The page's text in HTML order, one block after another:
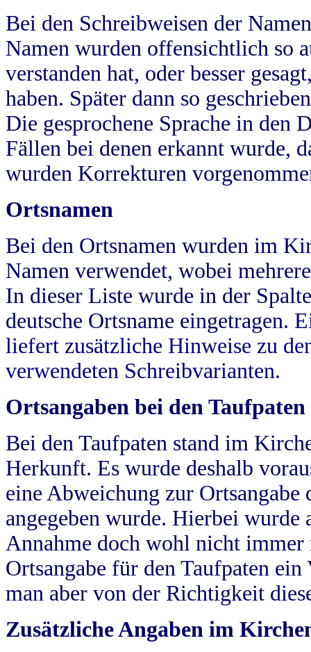
Bei den Schreibweisen der
Namen wurden offensichtlich so
verstanden hat, oder besser
haben. Später dann so
Die gesprochene Sprache in
Fällen bei denen erkannt wurde,
wurden Korrekturen
Ortsnamen
Bei den Ortsnamen wurden im
Namen verwendet, wobei
In dieser Liste wurde in der
deutsche Ortsname eingetragen.
liefert zusätzliche Hinweise zu
verwendeten Schreibvarianten.
Ortsangaben bei den Taufpaten
Bei den Taufpaten stand im
Herkunft. Es wurde deshalb
eine Abweichung zur
angegeben wurde. Hierbei wurde
Annahme doch wohl nicht
Ortsangabe für den Taufpaten
man aber von der Richtigkeit
Zusätzliche Angaben im